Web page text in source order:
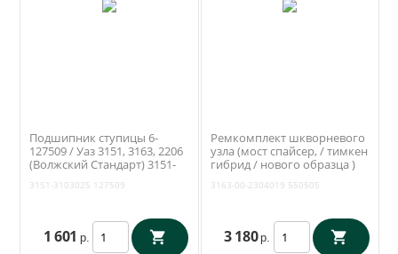
Подшипник ступицы 6-
127509 / Уаз 3151, 3163, 2206
(Волжский Стандарт) 3151-
3151-3103025 127509
1 601 р.
Ремкомплект шкворневого
узла (мост спайсер, / тимкен
гибрид / нового образца )
шкворневой ключ) (RedBTR)
3163-00-2304019 550505
3 180 р.